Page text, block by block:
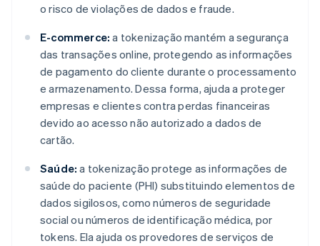
o risco de violações de dados e fraude.
E-commerce: a tokenização mantém a segurança
das transações online, protegendo as informações
de pagamento do cliente durante o processamento
e armazenamento. Dessa forma, ajuda a proteger
empresas e clientes contra perdas financeiras
devido ao acesso não autorizado a dados de
cartão.
Saúde: a tokenização protege as informações de
saúde do paciente (PHI) substituindo elementos de
dados sigilosos, como números de seguridade
social ou números de identificação médica, por
tokens. Ela ajuda os provedores de serviços de